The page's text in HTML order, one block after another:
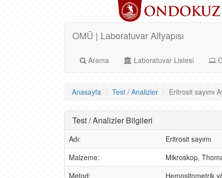
OMÜ | Laboratuvar Altyapısı
Arama Laboratuvar Listesi
Anasayfa Test / Analizler Eritrosit sayımı
Test / Analizler Bilgileri
Adı:
Eritrosit sayımı
Malzeme:
Mikroskop,
Metod:
Hemositometrik